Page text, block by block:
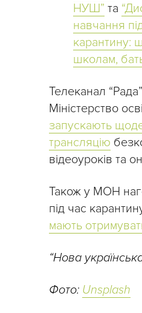
НУШ” та
навчання
карантину:
школам,
Телеканал
Міністерство
запускають
трансляцію
відеоуроків та
Також у МОН
під час
мають
“Нова
Фото: Unsplash